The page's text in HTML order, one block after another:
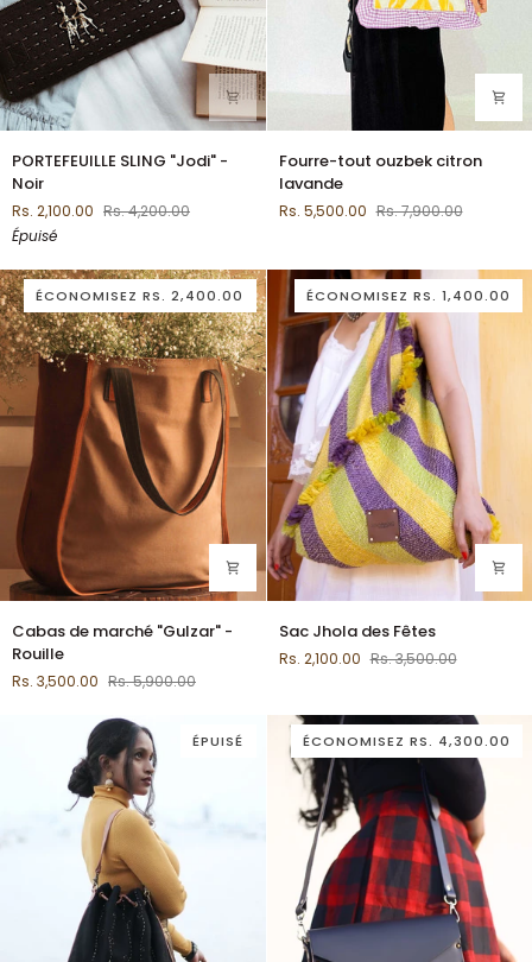
PORTEFEUILLE
SLING
"Jodi"
-
Noir
PORTEFEUILLE SLING "Jodi" -
Noir
Rs. 2,100.00 Rs. 4,200.00
Épuisé
Fourre-
tout
ouzbek
citron
Fourre-tout ouzbek citron
lavande
Rs. 5,500.00 Rs. 7,900.00
ÉCONOMISEZRS. 2,400.00
Cabas
de
marché
"Gulzar"
Cabas de marché "Gulzar" -
Rouille
Rs. 3,500.00 Rs. 5,900.00
ÉCONOMISEZ RS. 1,400.00
Sac
Jhola
des
Sac Jhola des Fêtes
Rs. 2,100.00 Rs. 3,500.00
ÉPUISÉ ÉCONOMISEZ RS. 4,300.00